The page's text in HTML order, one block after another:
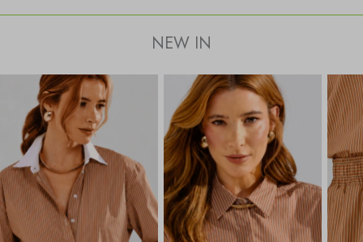
NEW IN